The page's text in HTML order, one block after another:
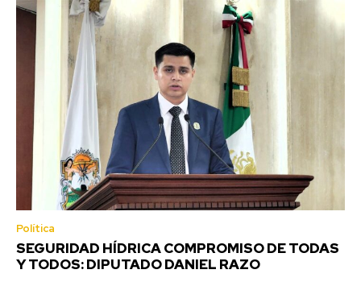
Política
SEGURIDAD HÍDRICA COMPROMISO DE TODAS
Y TODOS: DIPUTADO DANIEL RAZO